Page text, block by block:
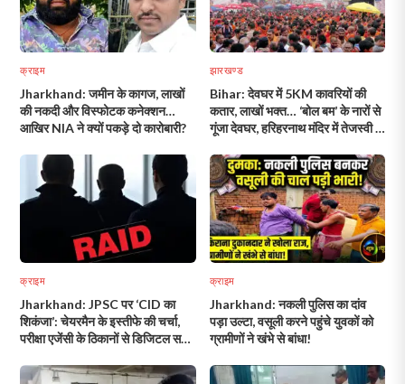
क्राइम
Jharkhand: जमीन के कागज, लाखों
की नकदी और विस्फोटक कनेक्शन…
आखिर NIA ने क्यों पकड़े दो कारोबारी?
झारखण्ड
Bihar: देवघर में 5KM कावरियों की
कतार, लाखों भक्त… ‘बोल बम’ के नारों से
गूंजा देवघर, हरिहरनाथ मंदिर में तेजस्वी ने
क्राइम
Jharkhand: JPSC पर ‘CID का
शिकंजा’: चेयरमैन के इस्तीफे की चर्चा,
परीक्षा एजेंसी के ठिकानों से डिजिटल सबूत
क्राइम
Jharkhand: नकली पुलिस का दांव
पड़ा उल्टा, वसूली करने पहुंचे युवकों को
ग्रामीणों ने खंभे से बांधा!